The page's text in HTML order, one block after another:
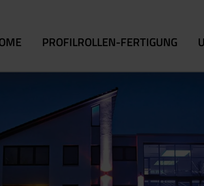
PROFILROLLEN-FERTIGUNG